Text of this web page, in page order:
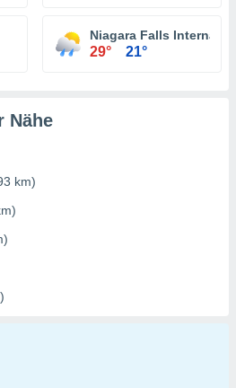
Niagara Falls
29° 21°
Nähe
km)